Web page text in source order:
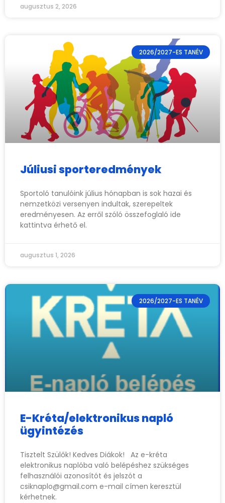
augusztus 2, 2026
2026/2027-ES TANÉV
Júliusi sporteredmények
Sportoló tanulóink július hónapban is sok hazai és
nemzetközi versenyen indultak, szerepeltek
eredményesen. Az erről szóló összefoglaló ide
kattintva érhető el.
augusztus 1, 2026
2026/2027-ES TANÉV
E-Kréta/elektronikus napló
ügyintézés
Tisztelt Szülők! Kedves Diákok! Az e-kréta
elektronikus naplóba való belépéshez szükséges
felhasználói azonosítót és jelszót a
csiknaplo@gmail.com e-mail címen keresztül
kérhetnek.